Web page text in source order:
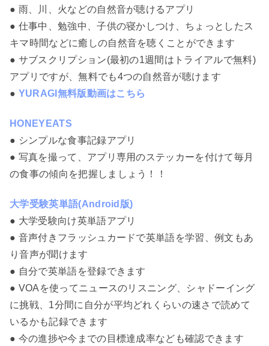
● 雨、川、火などの自然音が聴けるアプリ
● 仕事中、勉強中、子供の寝かしつけ、ちょっとしたス
キマ時間などに癒しの自然音を聴くことができます
● サブスクリプション(最初の1週間はトライアルで無料)
アプリですが、無料でも4つの自然音が聴けます
● YURAGI無料版動画はこちら
HONEYEATS
● シンプルな食事記録アプリ
● 写真を撮って、アプリ専用のステッカーを付けて毎月
の食事の傾向を把握しましょう！！
大学受験英単語(Android版)
● 大学受験向け英単語アプリ
● 音声付きフラッシュカードで英単語を学習、例文もあ
り音声が聞けます
● 自分で英単語を登録できます
● VOAを使ってニュースのリスニング、シャドーイング
に挑戦、1分間に自分が平均どれくらいの速さで読めて
いるかも記録できます
● 今の進捗や今までの目標達成率なども確認できます